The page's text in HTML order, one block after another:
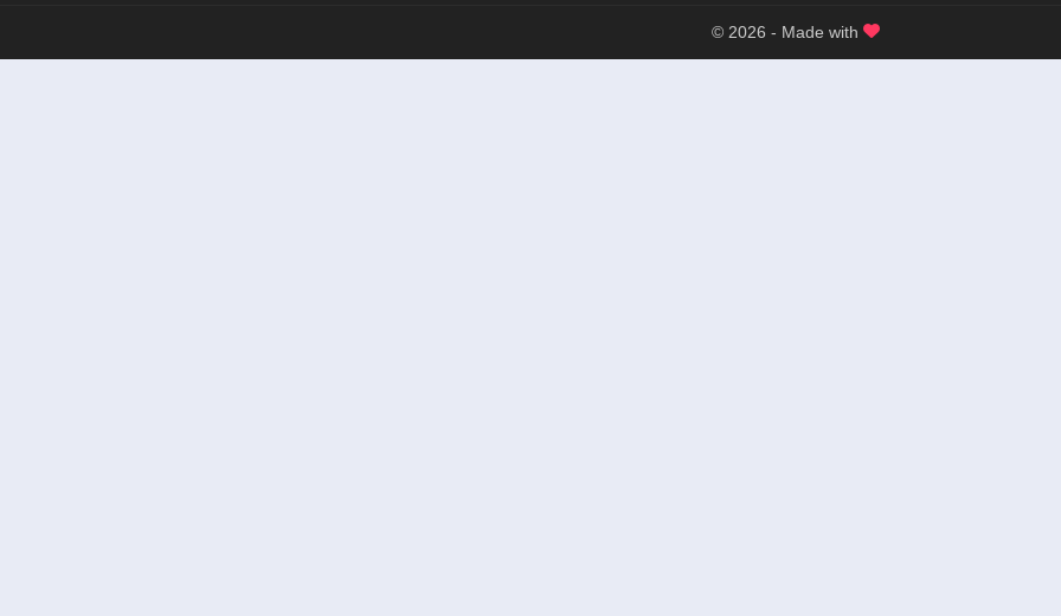
© 2026 - Made with